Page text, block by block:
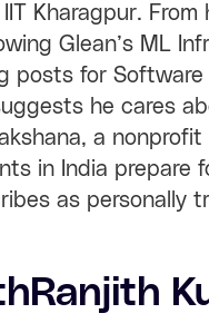
Kharagpur.
Glean’s ML
posts for
he cares
a
in India prepare
as personally
Ranjith